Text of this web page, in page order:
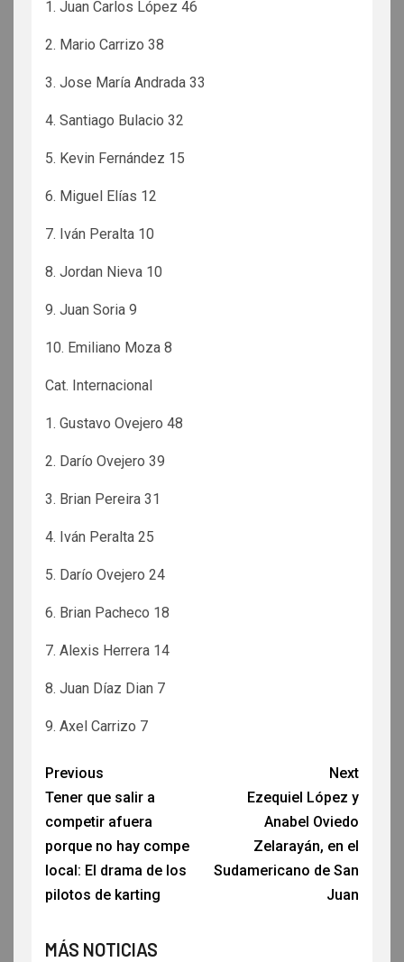
1. Juan Carlos López 46
2. Mario Carrizo 38
3. Jose María Andrada 33
4. Santiago Bulacio 32
5. Kevin Fernández 15
6. Miguel Elías 12
7. Iván Peralta 10
8. Jordan Nieva 10
9. Juan Soria 9
10. Emiliano Moza 8
Cat. Internacional
1. Gustavo Ovejero 48
2. Darío Ovejero 39
3. Brian Pereira 31
4. Iván Peralta 25
5. Darío Ovejero 24
6. Brian Pacheco 18
7. Alexis Herrera 14
8. Juan Díaz Dian 7
9. Axel Carrizo 7
Previous
Tener que salir a
competir afuera
porque no hay compe
local: El drama de los
pilotos de karting
Next
Ezequiel López y
Anabel Oviedo
Zelarayán, en el
Sudamericano de San
Juan
MÁS NOTICIAS